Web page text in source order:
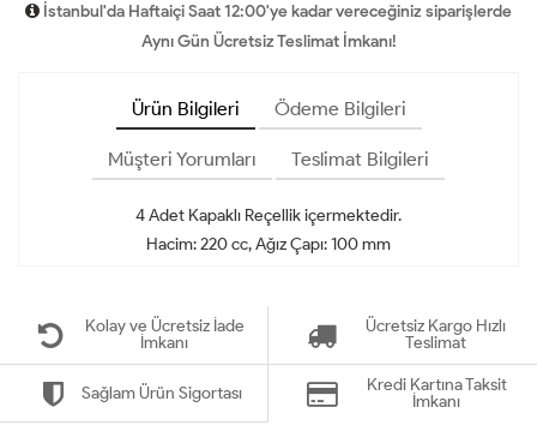
İstanbul'da Haftaiçi Saat 12:00'ye kadar vereceğiniz siparişlerde
Aynı Gün Ücretsiz Teslimat İmkanı!
Ürün Bilgileri Ödeme Bilgileri
Müşteri Yorumları Teslimat Bilgileri
4 Adet Kapaklı Reçellik içermektedir.
Hacim: 220 cc, Ağız Çapı: 100 mm
Kolay ve Ücretsiz İade
İmkanı
Ücretsiz Kargo Hızlı
Teslimat
Sağlam Ürün Sigortası
Kredi Kartına Taksit
İmkanı